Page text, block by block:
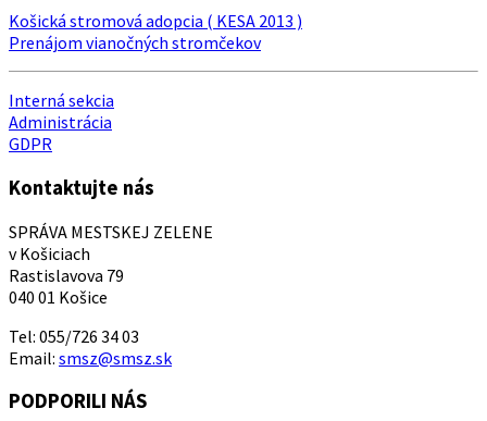
Košická stromová adopcia ( KESA 2013 )
Prenájom vianočných stromčekov
Interná sekcia
Administrácia
GDPR
Kontaktujte nás
SPRÁVA MESTSKEJ ZELENE
v Košiciach
Rastislavova 79
040 01 Košice
Tel: 055/726 34 03
Email: smsz@smsz.sk
PODPORILI NÁS